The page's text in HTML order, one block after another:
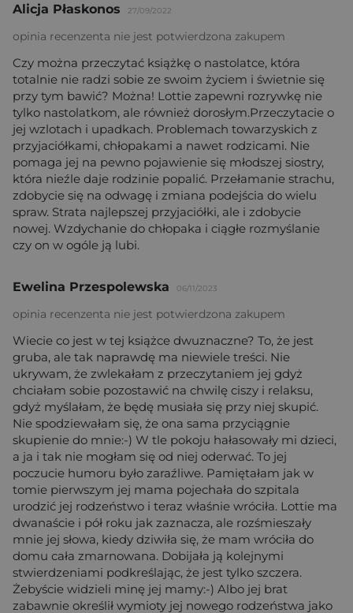
Alicja Płaskonos 27/09/2022
opinia recenzenta nie jest potwierdzona zakupem
Czy można przeczytać książkę o nastolatce, która
totalnie nie radzi sobie ze swoim życiem i świetnie się
przy tym bawić? Można! Lottie zapewni rozrywkę nie
tylko nastolatkom, ale również dorosłym.Przeczytacie o
jej wzlotach i upadkach. Problemach towarzyskich z
przyjaciółkami, chłopakami a nawet rodzicami. Nie
pomaga jej na pewno pojawienie się młodszej siostry,
która nieźle daje rodzinie popalić. Przełamanie strachu,
zdobycie się na odwagę i zmiana podejścia do wielu
spraw. Strata najlepszej przyjaciółki, ale i zdobycie
nowej. Wzdychanie do chłopaka i ciągłe rozmyślanie
czy on w ogóle ją lubi.
Ewelina Przespolewska 06/11/2023
opinia recenzenta nie jest potwierdzona zakupem
Wiecie co jest w tej książce dwuznaczne? To, że jest
gruba, ale tak naprawdę ma niewiele treści. Nie
ukrywam, że zwlekałam z przeczytaniem jej gdyż
chciałam sobie pozostawić na chwilę ciszy i relaksu,
gdyż myślałam, że będę musiała się przy niej skupić.
Nie spodziewałam się, że ona sama przyciągnie
skupienie do mnie:-) W tle pokoju hałasowały mi dzieci,
a ja i tak nie mogłam się od niej oderwać. To jej
poczucie humoru było zaraźliwe. Pamiętałam jak w
tomie pierwszym jej mama pojechała do szpitala
urodzić jej rodzeństwo i teraz właśnie wróciła. Lottie ma
dwanaście i pół roku jak zaznacza, ale rozśmieszały
mnie jej słowa, kiedy dziwiła się, że mam wróciła do
domu cała zmarnowana. Dobijała ją kolejnymi
stwierdzeniami podkreślając, że jest tylko szczera.
Żebyście widzieli minę jej mamy:-) Albo jej brat
zabawnie określił wymioty jej nowego rodzeństwa jako